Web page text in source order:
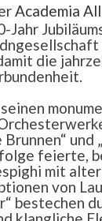
Academia
Jahr
die
Brunnen“ und
feierte,
mit
von
bestechen